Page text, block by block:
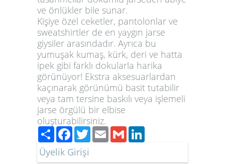
ve önlükler bile sunar.
Kişiye özel ceketler, pantolonlar ve
sweatshirtler de en yaygın jarse
giysiler arasındadır. Ayrıca bu
yumuşak kumaş, kürk, deri ve hatta
ipek gibi farklı dokularla harika
görünüyor! Ekstra aksesuarlardan
kaçınarak görünümü basit tutabilir
veya tam tersine baskılı veya işlemeli
jarse örgülü bir elbise
oluşturabilirsiniz.
PaylaşFacebook
TwitterEmailGmail
Üyelik Girişi